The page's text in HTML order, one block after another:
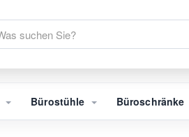
Bürostühle Büroschränke